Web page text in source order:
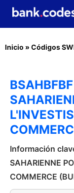
Inicio » Códigos
Información
SAHARIENNE
COMMERCE